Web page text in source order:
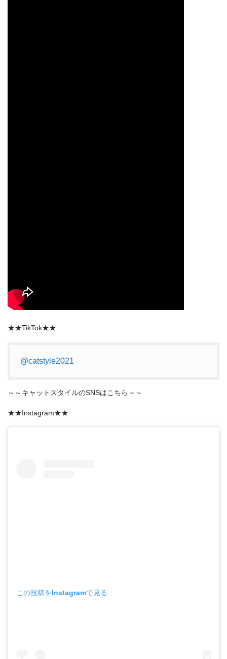
★★TikTok★★
@catstyle2021
～～キャットスタイルのSNSはこちら～～
★★Instagram★★
この投稿をInstagramで見る